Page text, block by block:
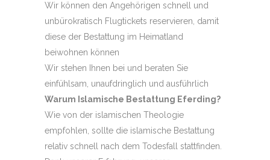
Wir können den Angehörigen schnell und
unbürokratisch Flugtickets reservieren, damit
diese der Bestattung im Heimatland
beiwohnen können
Wir stehen Ihnen bei und beraten Sie
einfühlsam, unaufdringlich und ausführlich
Warum Islamische Bestattung Eferding?
Wie von der islamischen Theologie
empfohlen, sollte die islamische Bestattung
relativ schnell nach dem Todesfall stattfinden.